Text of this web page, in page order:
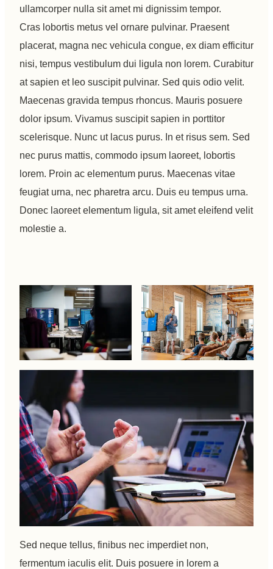
ullamcorper nulla sit amet mi dignissim tempor.
Cras lobortis metus vel ornare pulvinar. Praesent
placerat, magna nec vehicula congue, ex diam efficitur
nisi, tempus vestibulum dui ligula non lorem. Curabitur
at sapien et leo suscipit pulvinar. Sed quis odio velit.
Maecenas gravida tempus rhoncus. Mauris posuere
dolor ipsum. Vivamus suscipit sapien in porttitor
scelerisque. Nunc ut lacus purus. In et risus sem. Sed
nec purus mattis, commodo ipsum laoreet, lobortis
lorem. Proin ac elementum purus. Maecenas vitae
feugiat urna, nec pharetra arcu. Duis eu tempus urna.
Donec laoreet elementum ligula, sit amet eleifend velit
molestie a.
Sed neque tellus, finibus nec imperdiet non,
fermentum iaculis elit. Duis posuere in lorem a